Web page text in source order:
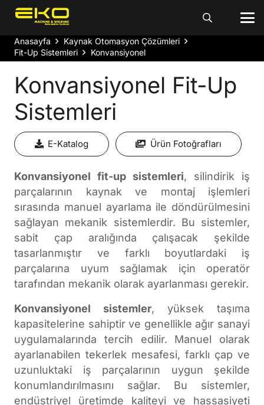
Anasayfa
Kaynak Otomasyon Çözümleri
Fit-Up Sistemleri
Konvansiyonel
Konvansiyonel Fit-Up
Sistemleri
E-Katalog Ürün Fotoğrafları
Konvansiyonel fit-up sistemleri, silindirik iş
parçalarının kaynak ve montaj işlemleri
sırasında manuel ayarlama ile döndürülmesini
sağlayan mekanik sistemlerdir. Bu sistemler,
sabit çap aralığında çalışacak şekilde
tasarlanmıştır ve farklı boyutlardaki iş
parçalarına uyum sağlamak için operatör
tarafından mekanik olarak ayarlanması gerekir.
Konvansiyonel sistemler, yüksek taşıma
kapasitelerine sahiptir ve genellikle ağır sanayi
uygulamalarında tercih edilir. Manuel olarak
ayarlanabilen tekerlek mesafesi, farklı çap ve
uzunluktaki iş parçalarının uygun şekilde
konumlandırılmasını sağlar. Bu sistemler,
endüstriyel üretimde kaliteyi ve hassasiyeti